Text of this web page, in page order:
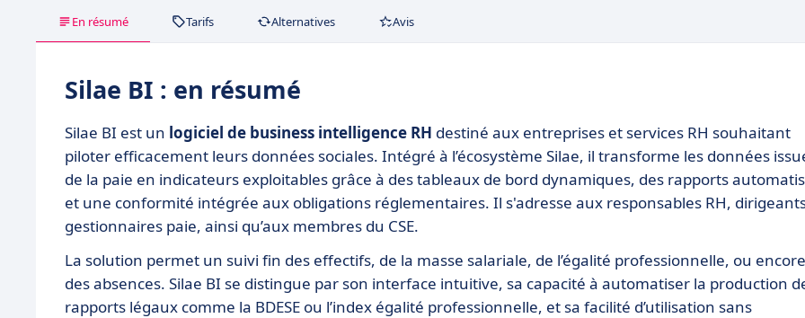
En résumé Tarifs Alternatives Avis
Silae BI : en résumé
Silae BI est un logiciel de business intelligence RH destiné aux entreprises et services RH souhaitant
piloter efficacement leurs données sociales. Intégré à l’écosystème Silae, il transforme les données
de la paie en indicateurs exploitables grâce à des tableaux de bord dynamiques, des rapports
et une conformité intégrée aux obligations réglementaires. Il s'adresse aux responsables RH,
gestionnaires paie, ainsi qu’aux membres du CSE.
La solution permet un suivi fin des effectifs, de la masse salariale, de l’égalité professionnelle, ou encore
des absences. Silae BI se distingue par son interface intuitive, sa capacité à automatiser la production
rapports légaux comme la BDESE ou l’index égalité professionnelle, et sa facilité d’utilisation sans